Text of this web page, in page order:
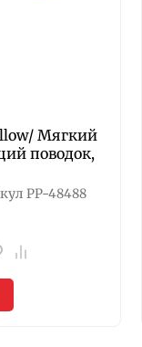
Мягкий
поводок,
PP-48488